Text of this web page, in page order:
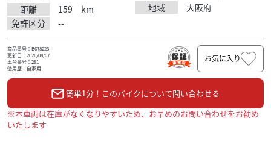
距離
159 km 地域
大阪府
免許区分
--
商品番号：B678223
更新日：2026/08/07
車台番号：281
使用歴：自家用
お気に入り
簡単1分！このバイクについて問い合わせる
※本車両は在庫がなくなりやすいため、お早めのお問い合わせをお勧め
いたします